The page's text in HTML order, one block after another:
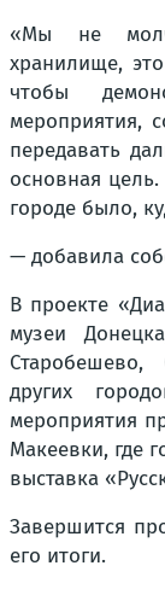
«Мы не
хранилище,
чтобы
мероприятия,
передавать
основная
городе было,
— добавила
В проекте
музеи
других
мероприятия
Макеевки, где
выставка
Завершится
его итоги.